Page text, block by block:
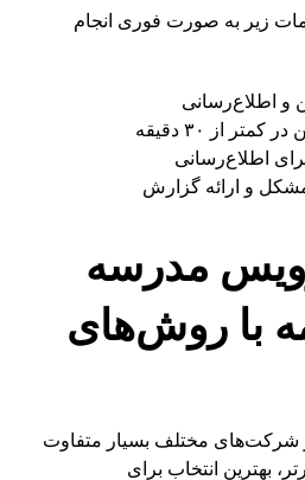
زیر به صورت فوری انجام
و اطلاع‌رسانی
از ۳۰ دقیقه
اطلاع‌رسانی
و ارائه گزارش
مدرسه
با روش‌های
مختلف بسیار متفاوت
بهترین انتخاب برای